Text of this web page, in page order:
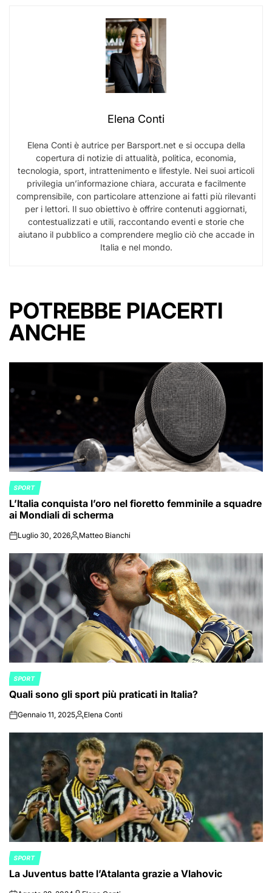
Elena Conti
Elena Conti è autrice per Barsport.net e si occupa della
copertura di notizie di attualità, politica, economia,
tecnologia, sport, intrattenimento e lifestyle. Nei suoi articoli
privilegia un’informazione chiara, accurata e facilmente
comprensibile, con particolare attenzione ai fatti più rilevanti
per i lettori. Il suo obiettivo è offrire contenuti aggiornati,
contestualizzati e utili, raccontando eventi e storie che
aiutano il pubblico a comprendere meglio ciò che accade in
Italia e nel mondo.
POTREBBE PIACERTI
ANCHE
POSTED
IN
SPORT
L’Italia conquista l’oro nel fioretto femminile a squadre
ai Mondiali di scherma
onLuglio 30, 2026Posted
Matteo Bianchi
POSTED
IN
SPORT
Quali sono gli sport più praticati in Italia?
onGennaio 11, 2025Posted
Elena Conti
POSTED
IN
SPORT
La Juventus batte l’Atalanta grazie a Vlahovic